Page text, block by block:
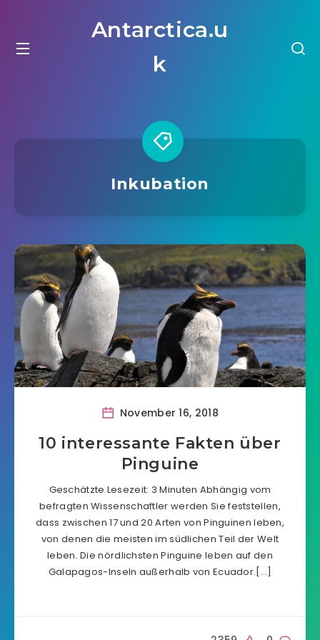
Antarctica.u
k
Inkubation
November 16, 2018
10 interessante Fakten über
Pinguine
Geschätzte Lesezeit: 3 Minuten Abhängig vom
befragten Wissenschaftler werden Sie feststellen,
dass zwischen 17 und 20 Arten von Pinguinen leben,
von denen die meisten im südlichen Teil der Welt
leben. Die nördlichsten Pinguine leben auf den
Galapagos-Inseln außerhalb von Ecuador.[…]